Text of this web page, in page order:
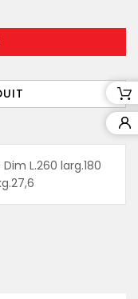
L.260 larg.180